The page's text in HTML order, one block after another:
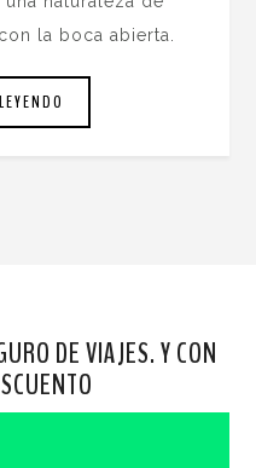
la boca abierta.
DE VIAJES. Y CON